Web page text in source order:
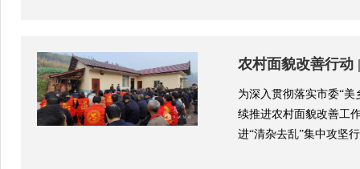
农村面貌改善行动
为深入贯彻落实市委“
续推进农村面貌改善工
进“清杂去乱”集中攻坚